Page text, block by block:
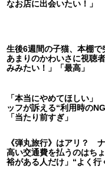
なお店に出会いたい！」
生後6週間の子猫、本棚
あまりのかわいさに視聴
みみたい！」「最高」
「本当にやめてほしい
ッフが訴える“利用時の
「当たり前すぎ」
《弾丸旅行》はアリ？
高い交通費を払うのはち
裕がある人だけ」“よく行